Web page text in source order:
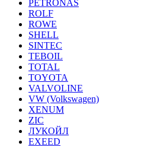
PETRONAS
ROLF
ROWE
SHELL
SINTEC
TEBOIL
TOTAL
TOYOTA
VALVOLINE
VW (Volkswagen)
XENUM
ZIC
ЛУКОЙЛ
EXEED